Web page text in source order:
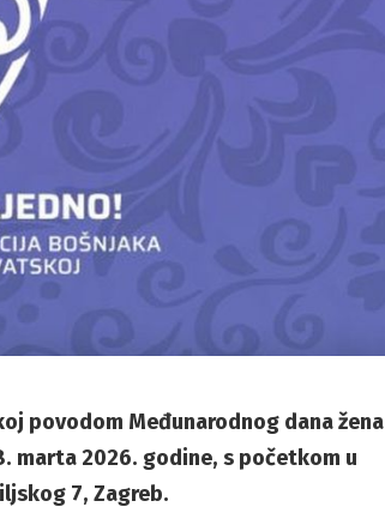
povodom Međunarodnog dana žena
marta 2026. godine, s početkom u
7, Zagreb.